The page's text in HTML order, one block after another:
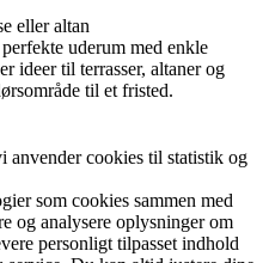
eller altan
uderum med enkle
ideer til terrasser, altaner og
til et fristed.
anvender cookies til statistik og
som cookies sammen med
og analysere oplysninger om
personligt tilpasset indhold